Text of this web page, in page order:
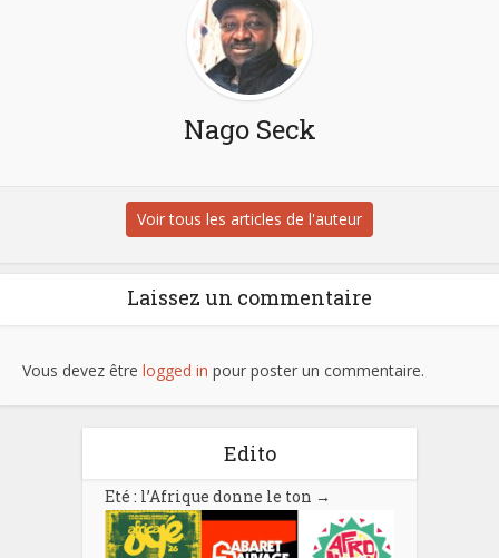
Nago Seck
Voir tous les articles de l'auteur
Laissez un commentaire
Vous devez être logged in pour poster un commentaire.
Edito
Eté : l’Afrique donne le ton →